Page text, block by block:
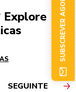
Explore
SEGUINTE
SUBSCREVER AGORA